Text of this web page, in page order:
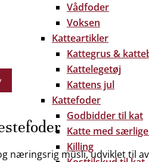
Vådfoder
Voksen
Katteartikler
Kattegrus &
Kattelegetøj
Kattens jul
Kattefoder
Godbidder til kat
Katte med
Killing
næringsrig müsli, udviklet til